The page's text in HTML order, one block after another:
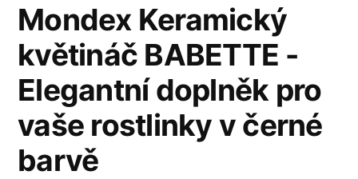
Mondex Keramický
květináč BABETTE -
Elegantní doplněk pro
vaše rostlinky v černé
barvě